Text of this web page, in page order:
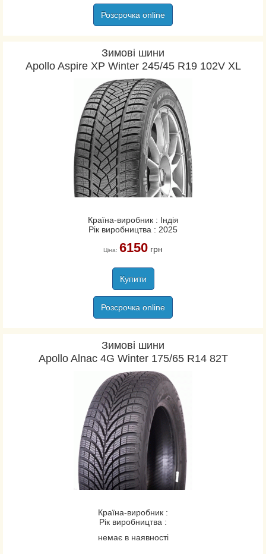
Розсрочка online
Зимові шини
Apollo Aspire XP Winter 245/45 R19 102V XL
Країна-виробник : Індія
Рік виробництва : 2025
Ціна: 6150грн
Купити
Розсрочка online
Зимові шини
Apollo Alnac 4G Winter 175/65 R14 82T
Країна-виробник :
Рік виробництва :
немає в наявності